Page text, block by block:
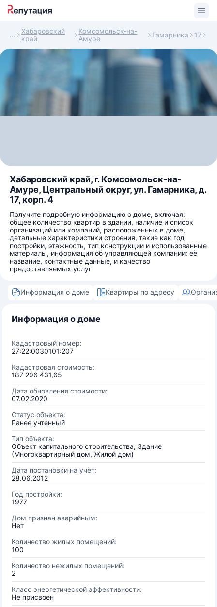
Хабаровский
край
Комсомольск-на-
Амуре
Гамарника 17
Хабаровский край, г. Комсомольск-на-
Амуре, Центральный округ, ул. Гамарника, д.
17, корп. 4
Получите подробную информацию о доме, включая:
общее количество квартир в здании, наличие и список
организаций или компаний, расположенных в доме,
детальные характеристики строения, такие как год
постройки, этажность, тип конструкции и использованные
материалы, информация об управляющей компании: её
название, контактные данные, и качество
предоставляемых услуг
Информация о доме Квартиры по адресу
Информация о доме
Кадастровый номер:
27:22:0030101:207
Кадастровая стоимость:
187 296 431,65
Дата обновления стоимости:
07.02.2020
Статус объекта:
Ранее учтенный
Тип объекта:
Объект капитального строительства, Здание
(Многоквартирный дом, Жилой дом)
Дата постановки на учёт:
28.06.2012
Год постройки:
1977
Дом признан аварийным:
Нет
Количество жилых помещений:
100
Количество нежилых помещений:
2
Класс энергетической эффективности:
Не присвоен